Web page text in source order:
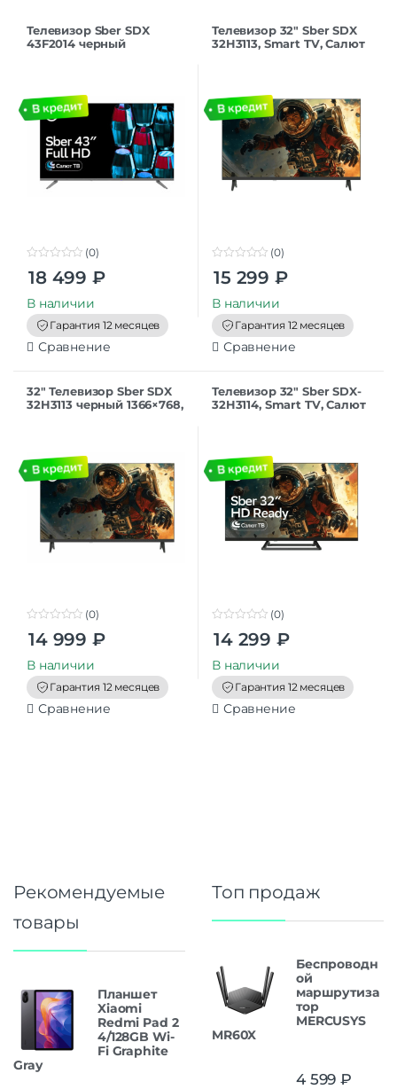
Телевизор Sber SDX
43F2014 черный
t
o
f
5
(0)
18 499 ₽
В наличии
Гарантия 12 месяцев
Сравнение
Телевизор 32″ Sber SDX
32H3113, Smart TV, Салют
t
o
f
5
(0)
15 299 ₽
В наличии
Гарантия 12 месяцев
Сравнение
32″ Телевизор Sber SDX
32H3113 черный 1366×768,
t
o
f
5
(0)
14 999 ₽
В наличии
Гарантия 12 месяцев
Сравнение
Телевизор 32″ Sber SDX-
32H3114, Smart TV, Салют
t
o
f
5
(0)
14 299 ₽
В наличии
Гарантия 12 месяцев
Сравнение
Рекомендуемые
товары
Планшет
Xiaomi
Redmi Pad 2
4/128GB Wi-
Fi Graphite
Gray
Топ продаж
Беспроводн
ой
маршрутиза
тор
MERCUSYS
MR60X
4 599 ₽